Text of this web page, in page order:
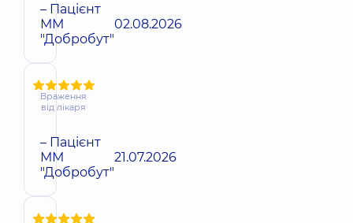
– Пацієнт
ММ
"Добробут"
02.08.2026
Враження
від лікаря
– Пацієнт
ММ
"Добробут"
21.07.2026